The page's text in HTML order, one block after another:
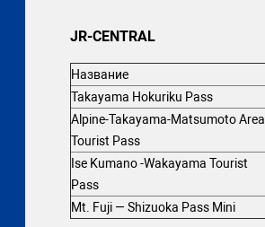
JR-CENTRAL
Название
Takayama Hokuriku Pass
Alpine-Takayama-Matsumoto Area
Tourist Pass
Ise Kumano -Wakayama Tourist
Pass
Mt. Fuji — Shizuoka Pass Mini